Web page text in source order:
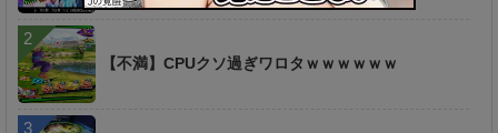
【不満】CPUクソ過ぎワロタｗｗｗｗｗｗ